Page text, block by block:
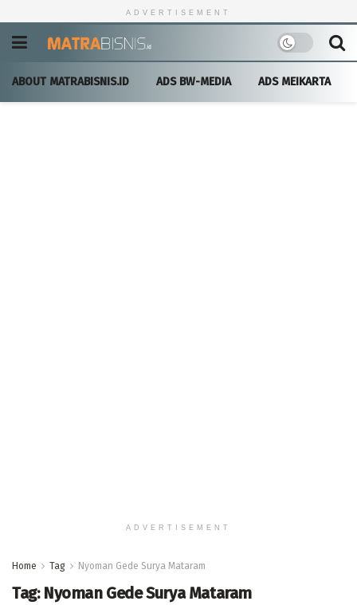
ADVERTISEMENT
ABOUT MATRABISNIS.ID ADS BW-MEDIA ADS MEIKARTA
ADVERTISEMENT
Home Tag Nyoman Gede Surya Mataram
Tag: Nyoman Gede Surya Mataram